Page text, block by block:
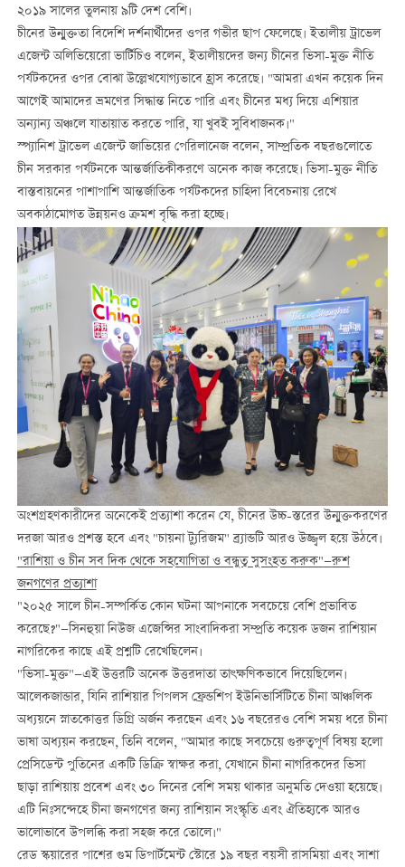
২০১৯ সালের তুলনায় ৯টি দেশ বেশি।
চীনের উন্মুক্ততা বিদেশি দর্শনার্থীদের ওপর গভীর ছাপ ফেলেছে। ইতালীয় ট্রাভেল
এজেন্ট অলিভিয়েরো ভার্টিচিও বলেন, ইতালীয়দের জন্য চীনের ভিসা-মুক্ত নীতি
পর্যটকদের ওপর বোঝা উল্লেখযোগ্যভাবে হ্রাস করেছে। "আমরা এখন কয়েক দিন
আগেই আমাদের ভ্রমণের সিদ্ধান্ত নিতে পারি এবং চীনের মধ্য দিয়ে এশিয়ার
অন্যান্য অঞ্চলে যাতায়াত করতে পারি, যা খুবই সুবিধাজনক।"
স্প্যানিশ ট্রাভেল এজেন্ট জাভিয়ের পেরিলানেজ বলেন, সাম্প্রতিক বছরগুলোতে
চীন সরকার পর্যটনকে আন্তর্জাতিকীকরণে অনেক কাজ করেছে। ভিসা-মুক্ত নীতি
বাস্তবায়নের পাশাপাশি আন্তর্জাতিক পর্যটকদের চাহিদা বিবেচনায় রেখে
অবকাঠামোগত উন্নয়নও ক্রমশ বৃদ্ধি করা হচ্ছে।
অংশগ্রহণকারীদের অনেকেই প্রত্যাশা করেন যে, চীনের উচ্চ-স্তরের উন্মুক্তকরণের
দরজা আরও প্রশস্ত হবে এবং "চায়না ট্যুরিজম" ব্র্যান্ডটি আরও উজ্জ্বল হয়ে উঠবে।
"রাশিয়া ও চীন সব দিক থেকে সহযোগিতা ও বন্ধুত্ব সুসংহত করুক"—রুশ
জনগণের প্রত্যাশা
"২০২৫ সালে চীন-সম্পর্কিত কোন ঘটনা আপনাকে সবচেয়ে বেশি প্রভাবিত
করেছে?"—সিনহুয়া নিউজ এজেন্সির সাংবাদিকরা সম্প্রতি কয়েক ডজন রাশিয়ান
নাগরিকের কাছে এই প্রশ্নটি রেখেছিলেন।
"ভিসা-মুক্ত"—এই উত্তরটি অনেক উত্তরদাতা তাৎক্ষণিকভাবে দিয়েছিলেন।
আলেকজান্ডার, যিনি রাশিয়ার পিপলস ফ্রেন্ডশিপ ইউনিভার্সিটিতে চীনা আঞ্চলিক
অধ্যয়নে স্নাতকোত্তর ডিগ্রি অর্জন করছেন এবং ১৬ বছরেরও বেশি সময় ধরে চীনা
ভাষা অধ্যয়ন করছেন, তিনি বলেন, "আমার কাছে সবচেয়ে গুরুত্বপূর্ণ বিষয় হলো
প্রেসিডেন্ট পুতিনের একটি ডিক্রি স্বাক্ষর করা, যেখানে চীনা নাগরিকদের ভিসা
ছাড়া রাশিয়ায় প্রবেশ এবং ৩০ দিনের বেশি সময় থাকার অনুমতি দেওয়া হয়েছে।
এটি নিঃসন্দেহে চীনা জনগণের জন্য রাশিয়ান সংস্কৃতি এবং ঐতিহ্যকে আরও
ভালোভাবে উপলব্ধি করা সহজ করে তোলে।"
রেড স্কয়ারের পাশের গুম ডিপার্টমেন্ট স্টোরে ১৯ বছর বয়সী রাসমিয়া এবং সাশা